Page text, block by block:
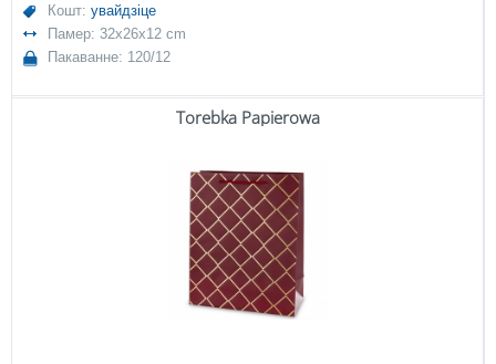
Кошт:увайдзіце
Памер: 32x26x12 cm
Пакаванне: 120/12
Torebka Papierowa